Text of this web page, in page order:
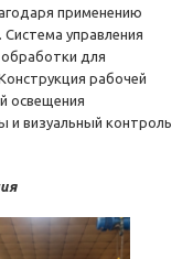
применению
управления
для
рабочей
освещения
и визуальный контроль